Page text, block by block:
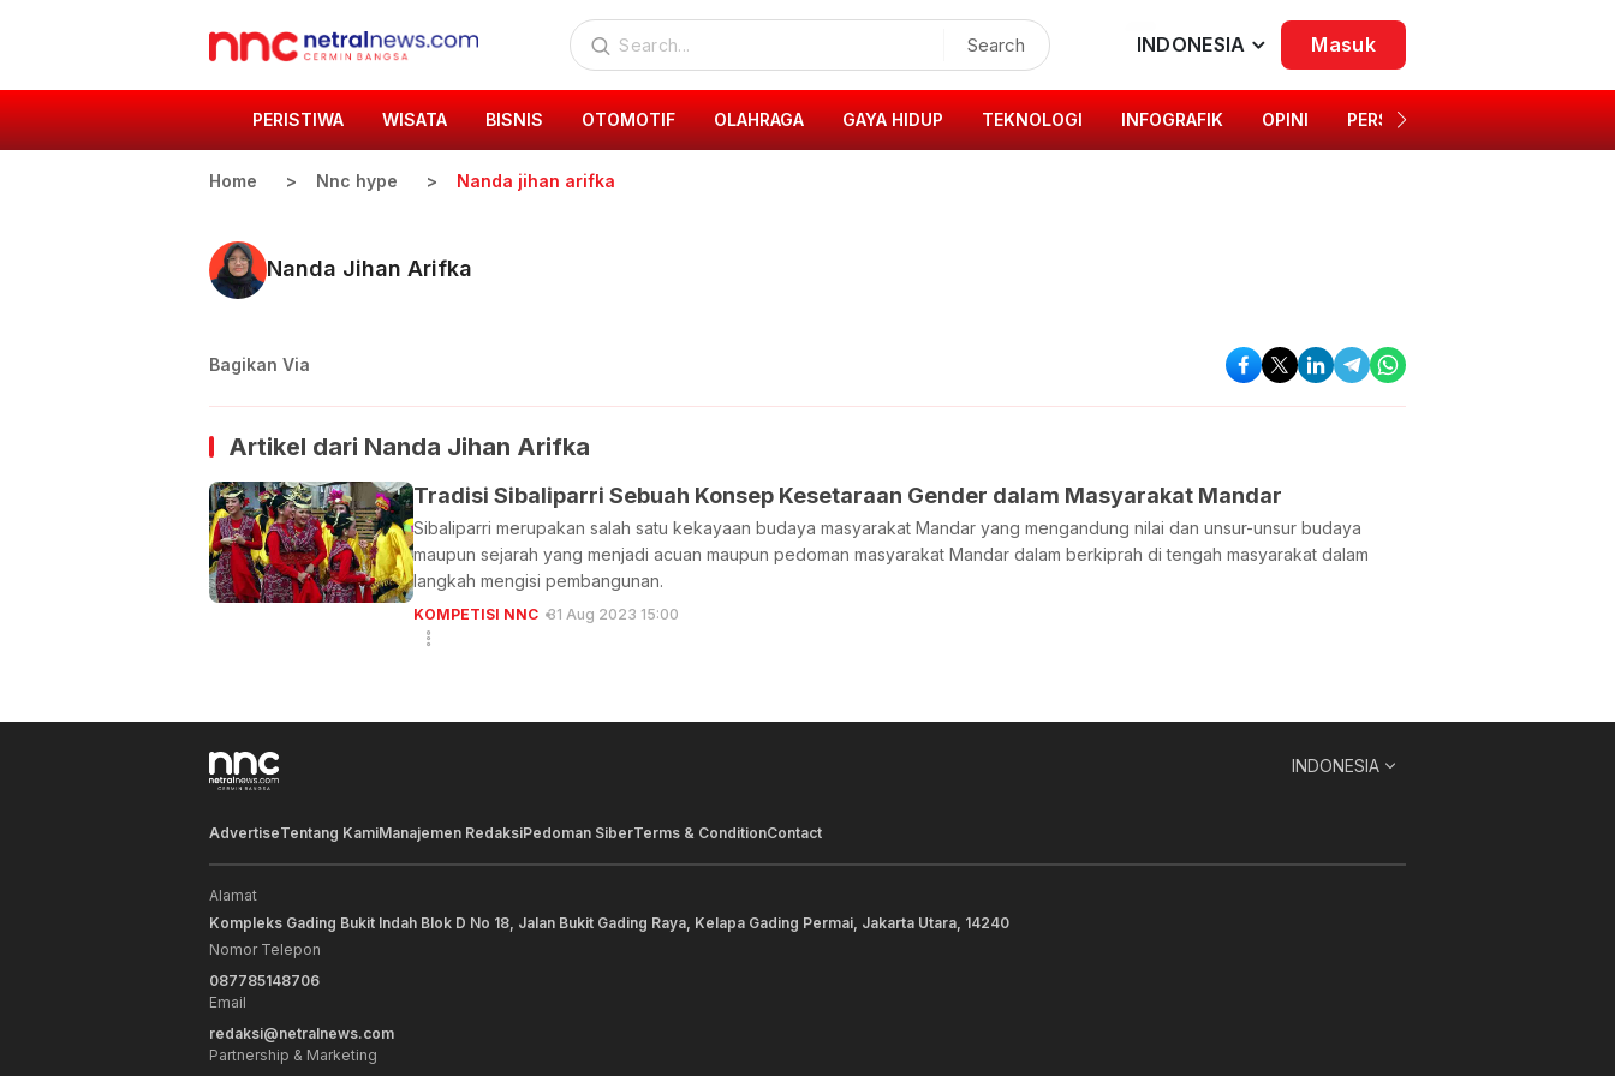
Search INDONESIA Masuk
PERISTIWA WISATA BISNIS OTOMOTIF OLAHRAGA GAYA HIDUP TEKNOLOGI INFOGRAFIK OPINI PERSONA
Home Nnc hype Nanda jihan arifka
Nanda Jihan Arifka
Bagikan Via
Artikel dari Nanda Jihan Arifka
Tradisi Sibaliparri Sebuah Konsep Kesetaraan Gender dalam Masyarakat Mandar
Sibaliparri merupakan salah satu kekayaan budaya masyarakat Mandar yang mengandung nilai dan unsur-unsur budaya
maupun sejarah yang menjadi acuan maupun pedoman masyarakat Mandar dalam berkiprah di tengah masyarakat dalam
langkah mengisi pembangunan.
KOMPETISI NNC 31 Aug 2023 15:00
INDONESIA
AdvertiseTentang KamiManajemen RedaksiPedoman SiberTerms & ConditionContact
Alamat
Kompleks Gading Bukit Indah Blok D No 18, Jalan Bukit Gading Raya, Kelapa Gading Permai, Jakarta Utara, 14240
Nomor Telepon
087785148706
Email
redaksi@netralnews.com
Partnership & Marketing